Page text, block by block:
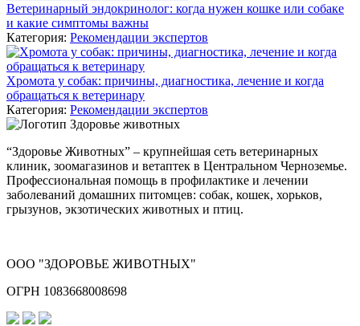
Ветеринарный эндокринолог: когда нужен кошке или собаке
и какие симптомы важны
Категория: Рекомендации экспертов
Хромота у собак: причины, диагностика, лечение и когда
обращаться к ветеринару
Категория: Рекомендации экспертов
“Здоровье Животных” – крупнейшая сеть ветеринарных
клиник, зоомагазинов и ветаптек в Центральном Черноземье.
Профессиональная помощь в профилактике и лечении
заболеваний домашних питомцев: собак, кошек, хорьков,
грызунов, экзотических животных и птиц.
ООО "ЗДОРОВЬЕ ЖИВОТНЫХ"
ОГРН 1083668008698